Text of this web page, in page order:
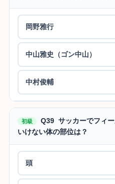
岡野雅行
中山雅史（ゴン中山）
中村俊輔
初級
Q39 サッカーでフィ
いけない体の部位は？
頭